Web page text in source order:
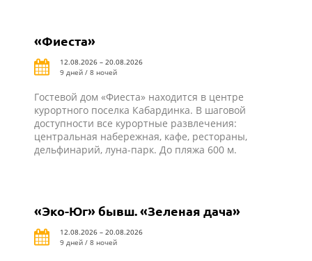
«Фиеста»
12.08.2026 – 20.08.2026
9 дней / 8 ночей
Гостевой дом «Фиеста» находится в центре
курортного поселка Кабардинка. В шаговой
доступности все курортные развлечения:
центральная набережная, кафе, рестораны,
дельфинарий, луна-парк. До пляжа 600 м.
«Эко-Юг» бывш. «Зеленая дача»
12.08.2026 – 20.08.2026
9 дней / 8 ночей